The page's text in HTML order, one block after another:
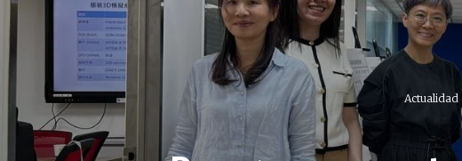
Actualidad